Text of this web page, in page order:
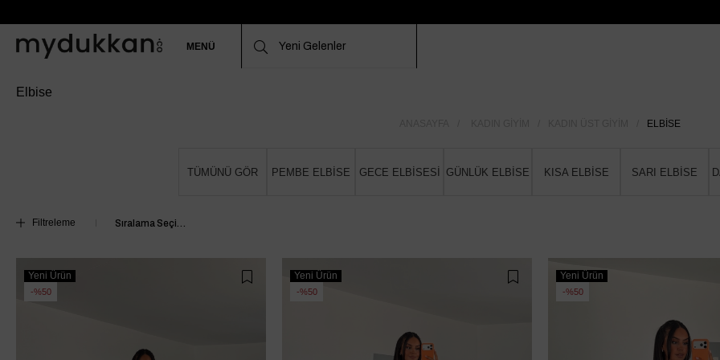
MENÜ
Elbise
ELBISE
TÜMÜNÜ GÖR PEMBE ELBİSE GECE ELBİSESİ GÜNLÜK ELBİSE KISA ELBİSE SARI ELBİSE
Filtreleme
Yeni Ürün
%50
Yeni Ürün
%50
Yeni Ürün
%50